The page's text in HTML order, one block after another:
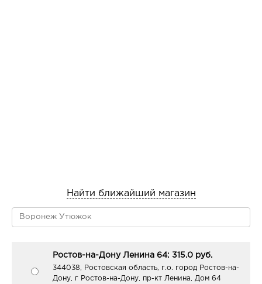
Найти ближайший магазин
Ростов-на-Дону Ленина 64: 315.0 руб.
344038, Ростовская область, г.о. город Ростов-на-
Дону, г Ростов-на-Дону, пр-кт Ленина, Дом 64